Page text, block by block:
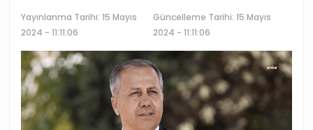
Yayınlanma Tarihi: 15 Mayıs
2024 - 11:11:06
Güncelleme Tarihi: 15 Mayıs
2024 - 11:11:06